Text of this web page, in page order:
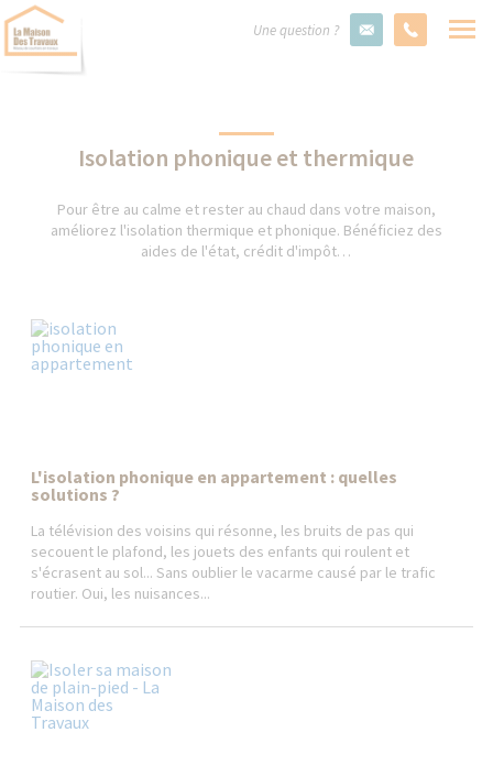
Une question ?
Isolation phonique et thermique
Pour être au calme et rester au chaud dans votre maison,
améliorez l'isolation thermique et phonique. Bénéficiez des
aides de l'état, crédit d'impôt…
L'isolation phonique en appartement : quelles
solutions ?
La télévision des voisins qui résonne, les bruits de pas qui
secouent le plafond, les jouets des enfants qui roulent et
s'écrasent au sol... Sans oublier le vacarme causé par le trafic
routier. Oui, les nuisances...